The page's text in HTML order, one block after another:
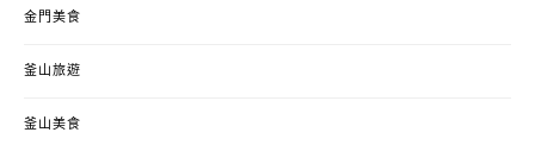
金門美食
釜山旅遊
釜山美食